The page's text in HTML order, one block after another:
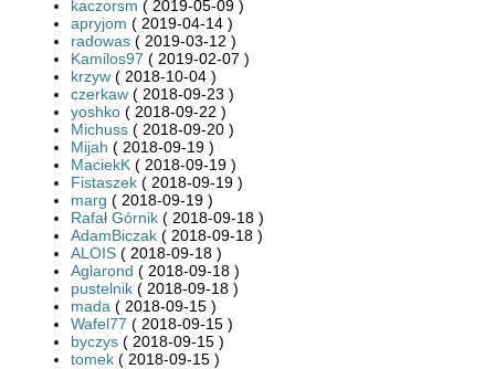
kaczorsm ( 2019-05-09 )
apryjom ( 2019-04-14 )
radowas ( 2019-03-12 )
Kamilos97 ( 2019-02-07 )
krzyw ( 2018-10-04 )
czerkaw ( 2018-09-23 )
yoshko ( 2018-09-22 )
Michuss ( 2018-09-20 )
Mijah ( 2018-09-19 )
MaciekK ( 2018-09-19 )
Fistaszek ( 2018-09-19 )
marg ( 2018-09-19 )
Rafał Górnik ( 2018-09-18 )
AdamBiczak ( 2018-09-18 )
ALOIS ( 2018-09-18 )
Aglarond ( 2018-09-18 )
pustelnik ( 2018-09-18 )
mada ( 2018-09-15 )
Wafel77 ( 2018-09-15 )
byczys ( 2018-09-15 )
tomek ( 2018-09-15 )